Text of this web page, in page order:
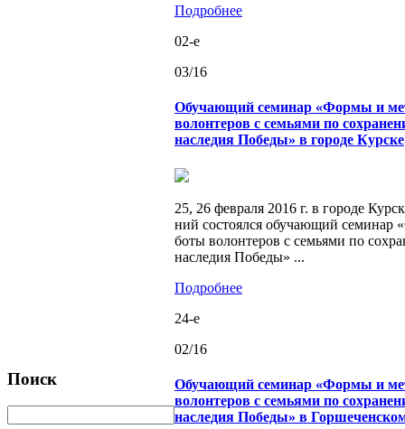
Поиск
Подробнее
02-e
03/16
Обучающий семинар «Формы и
волонтеров с семьями по
наследия Победы» в городе Курске
25, 26 фев­ра­ля 2016 г. в го­ро­де
ний со­сто­ял­ся обу­ча­ю­щий
бо­ты во­лон­те­ров с се­мья­ми по
на­сле­дия По­бе­ды» ...
Подробнее
24-e
02/16
Обучающий семинар «Формы и
волонтеров с семьями по
наследия Победы» в